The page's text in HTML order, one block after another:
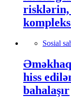
risklərin,
Sosial
hiss
bahalaşır